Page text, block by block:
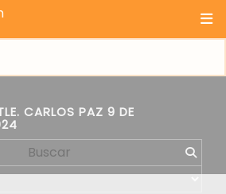
CARLOS PAZ 9 DE